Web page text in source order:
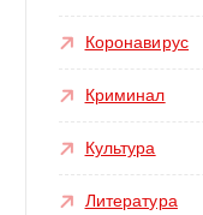
Коронавирус
Криминал
Культура
Литература